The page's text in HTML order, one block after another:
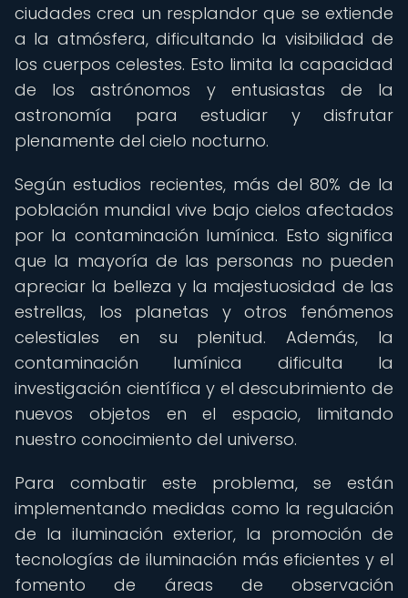
ciudades crea un resplandor que se extiende
a la atmósfera, dificultando la visibilidad de
los cuerpos celestes. Esto limita la capacidad
de los astrónomos y entusiastas de la
astronomía para estudiar y disfrutar
plenamente del cielo nocturno.
Según estudios recientes, más del 80% de la
población mundial vive bajo cielos afectados
por la contaminación lumínica. Esto significa
que la mayoría de las personas no pueden
apreciar la belleza y la majestuosidad de las
estrellas, los planetas y otros fenómenos
celestiales en su plenitud. Además, la
contaminación lumínica dificulta la
investigación científica y el descubrimiento de
nuevos objetos en el espacio, limitando
nuestro conocimiento del universo.
Para combatir este problema, se están
implementando medidas como la regulación
de la iluminación exterior, la promoción de
tecnologías de iluminación más eficientes y el
fomento de áreas de observación